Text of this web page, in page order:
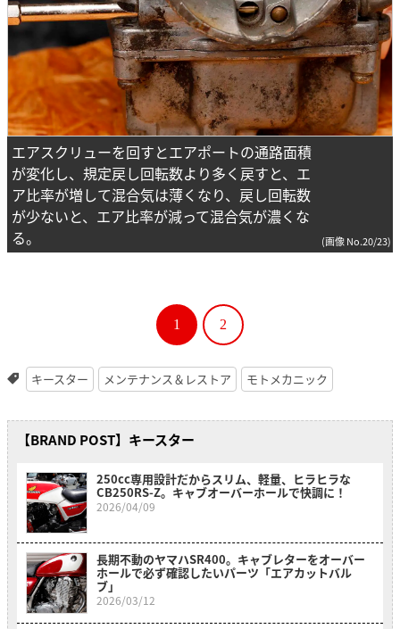
エアスクリューを回すとエアポートの通路面積
が変化し、規定戻し回転数より多く戻すと、エ
ア比率が増して混合気は薄くなり、戻し回転数
が少ないと、エア比率が減って混合気が濃くな
る。
(画像 No.20/23)
1 2
キースター メンテナンス＆レストア モトメカニック
【BRAND POST】キースター
250cc専用設計だからスリム、軽量、ヒラヒラな
CB250RS-Z。キャブオーバーホールで快調に！
2026/04/09
長期不動のヤマハSR400。キャブレターをオーバー
ホールで必ず確認したいパーツ「エアカットバル
ブ」
2026/03/12